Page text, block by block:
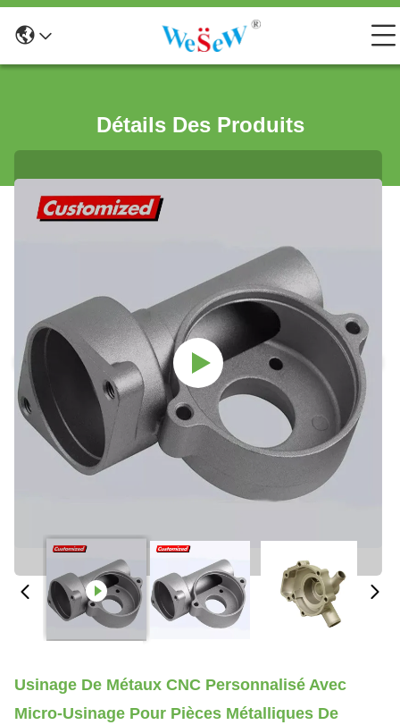
Détails Des Produits
Usinage De Métaux CNC Personnalisé Avec
Micro-Usinage Pour Pièces Métalliques De